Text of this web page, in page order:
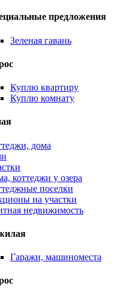
предложения
Зеленая гавань
Куплю квартиру
Куплю комнату
дома
коттеджи у озера
поселки
на участки
недвижимость
Гаражи, машиноместа